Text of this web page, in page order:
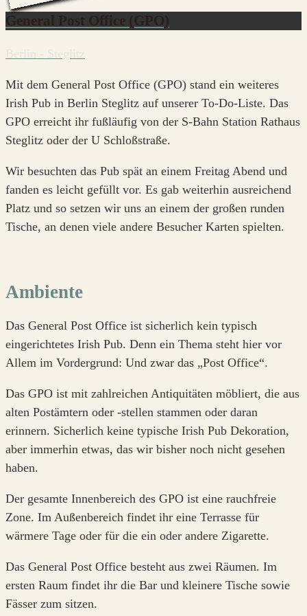
General Post Office (GPO)
Mit dem General Post Office (GPO) stand ein weiteres
Irish Pub in Berlin Steglitz auf unserer To-Do-Liste. Das
GPO erreicht ihr fußläufig von der S-Bahn Station Rathaus
Steglitz oder der U Schloßstraße.
Wir besuchten das Pub spät an einem Freitag Abend und
fanden es leicht gefüllt vor. Es gab weiterhin ausreichend
Platz und so setzen wir uns an einem der großen runden
Tische, an denen viele andere Besucher Karten spielten.
Ambiente
Das General Post Office ist sicherlich kein typisch
eingerichtetes Irish Pub. Denn ein Thema steht hier vor
Allem im Vordergrund: Und zwar das „Post Office“.
Das GPO ist mit zahlreichen Antiquitäten möbliert, die aus
alten Postämtern oder -stellen stammen oder daran
erinnern. Sicherlich keine typische Irish Pub Dekoration,
aber immerhin etwas, das wir bisher noch nicht gesehen
haben.
Der gesamte Innenbereich des GPO ist eine rauchfreie
Zone. Im Außenbereich findet ihr eine Terrasse für
wärmere Tage oder für die ein oder andere Zigarette.
Das General Post Office besteht aus zwei Räumen. Im
ersten Raum findet ihr die Bar und kleinere Tische sowie
Fässer zum sitzen.